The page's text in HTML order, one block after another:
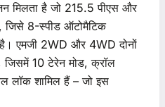
मिलता है जो 215.5 पीएस और
जिसे 8-स्पीड ऑटोमैटिक
एमजी 2WD और 4WD दोनों
जिसमें 10 टेरेन मोड, क्रॉल
लॉक शामिल हैं – जो इस